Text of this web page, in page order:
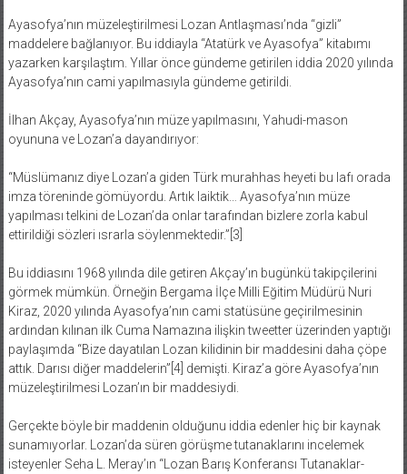
Ayasofya’nın müzeleştirilmesi Lozan Antlaşması’nda “gizli”
maddelere bağlanıyor. Bu iddiayla “Atatürk ve Ayasofya” kitabımı
yazarken karşılaştım. Yıllar önce gündeme getirilen iddia 2020 yılında
Ayasofya’nın cami yapılmasıyla gündeme getirildi.
İlhan Akçay, Ayasofya’nın müze yapılmasını, Yahudi-mason
oyununa ve Lozan’a dayandırıyor:
“Müslümanız diye Lozan’a giden Türk murahhas heyeti bu lafı orada
imza töreninde gömüyordu. Artık laiktik… Ayasofya’nın müze
yapılması telkini de Lozan’da onlar tarafından bizlere zorla kabul
ettirildiği sözleri ısrarla söylenmektedir.”[3]
Bu iddiasını 1968 yılında dile getiren Akçay’ın bugünkü takipçilerini
görmek mümkün. Örneğin Bergama İlçe Milli Eğitim Müdürü Nuri
Kiraz, 2020 yılında Ayasofya’nın cami statüsüne geçirilmesinin
ardından kılınan ilk Cuma Namazına ilişkin tweetter üzerinden yaptığı
paylaşımda “Bize dayatılan Lozan kilidinin bir maddesini daha çöpe
attık. Darısı diğer maddelerin”[4] demişti. Kiraz’a göre Ayasofya’nın
müzeleştirilmesi Lozan’ın bir maddesiydi.
Gerçekte böyle bir maddenin olduğunu iddia edenler hiç bir kaynak
sunamıyorlar. Lozan’da süren görüşme tutanaklarını incelemek
isteyenler Seha L. Meray’ın “Lozan Barış Konferansı Tutanaklar-